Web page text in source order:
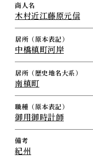
商人名
木村近江藤原元信
居所（原本表記）
中橋槙町河岸
居所（歴史地名大系）
南槙町
職種（原本表記）
御用御時計師
備考
紀州